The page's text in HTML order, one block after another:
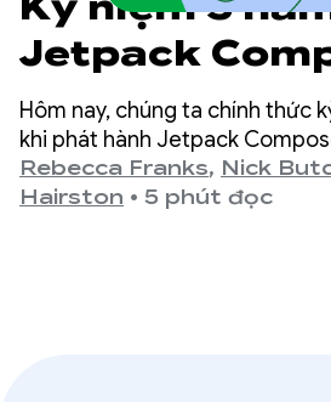
Jetpack
Hôm nay, chúng ta chính thức
khi phát hành Jetpack
1.0 (được công bố vào ngày 28
cho đến phiên bản 1.11 mới
Rebecca Franks, Nick
Hairston • 5 phút đọc